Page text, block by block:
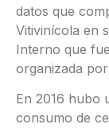
datos que
Vitivinícola en
Interno que
organizada
En 2016 hubo
consumo de